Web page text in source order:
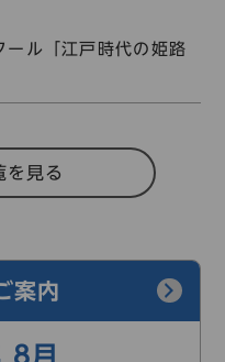
ール「江戸時代の姫路
を見る
案内
8月